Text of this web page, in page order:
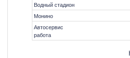
Водный стадион
Монино
Автосервис
работа